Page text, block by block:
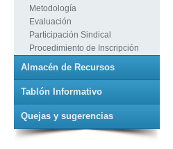
Metodología
Evaluación
Participación Sindical
Procedimiento de Inscripción
Almacén de Recursos
Tablón Informativo
Quejas y sugerencias